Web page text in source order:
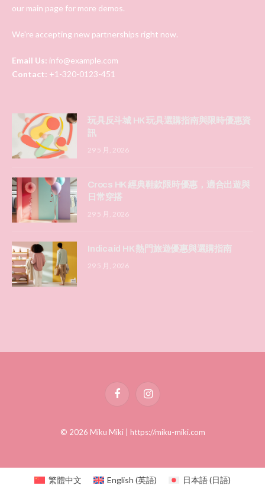
our main page for more demos.
We're accepting new partnerships right now.
Email Us: info@example.com
Contact: +1-320-0123-451
玩具反斗城 HK 玩具選購指南與限時優惠資
訊
29 5 月, 2026
Crocs HK 經典鞋款限時優惠，適合出遊與
日常穿搭
29 5 月, 2026
Indicaid HK 熱門旅遊優惠與選購指南
29 5 月, 2026
FacebookInstagram
© 2026 Miku Miki | https://miku-miki.com
繁體中文 English (英語) 日本語(日語)